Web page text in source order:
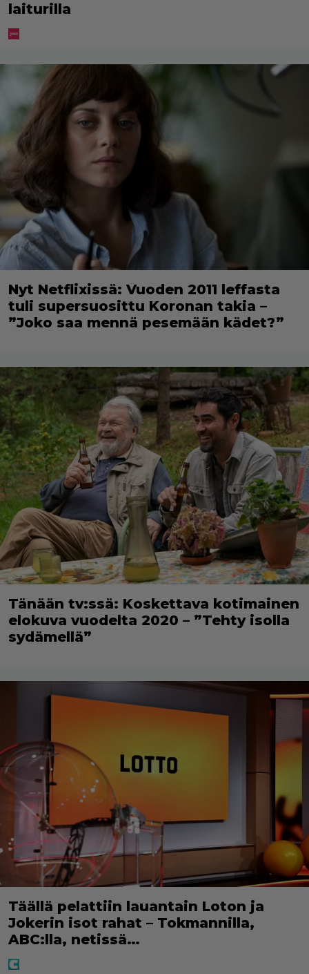
laiturilla
Nyt Netflixissä: Vuoden 2011 leffasta
tuli supersuosittu Koronan takia –
”Joko saa mennä pesemään kädet?”
Tänään tv:ssä: Koskettava kotimainen
elokuva vuodelta 2020 – ”Tehty isolla
sydämellä”
Täällä pelattiin lauantain Loton ja
Jokerin isot rahat – Tokmannilla,
ABC:lla, netissä…